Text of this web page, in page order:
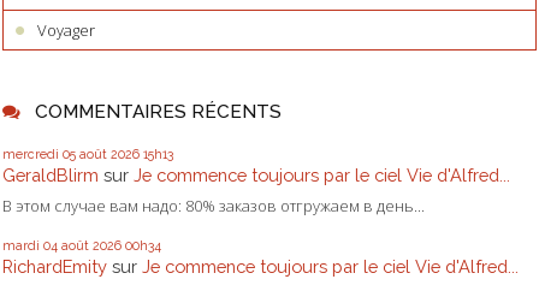
Voyager
COMMENTAIRES RÉCENTS
mercredi 05 août 2026 15h13
GeraldBlirm sur Je commence toujours par le ciel Vie d'Alfred...
В этом случае вам надо: 80% заказов отгружаем в день...
mardi 04 août 2026 00h34
RichardEmity sur Je commence toujours par le ciel Vie d'Alfred...